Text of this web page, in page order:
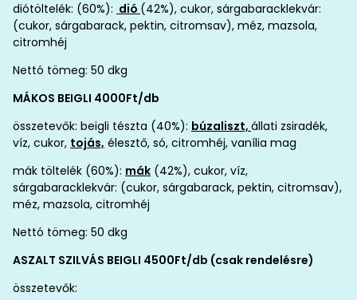
diótöltelék: (60%): dió (42%), cukor, sárgabaracklekvár:
(cukor, sárgabarack, pektin, citromsav), méz, mazsola,
citromhéj
Nettó tömeg: 50 dkg
MÁKOS BEIGLI 4000Ft/db
összetevők: beigli tészta (40%): búzaliszt, állati zsiradék,
víz, cukor, tojás, élesztő, só, citromhéj, vanília mag
mák töltelék (60%): mák (42%), cukor, víz,
sárgabaracklekvár: (cukor, sárgabarack, pektin, citromsav),
méz, mazsola, citromhéj
Nettó tömeg: 50 dkg
ASZALT SZILVÁS BEIGLI 4500Ft/db (csak rendelésre)
összetevők: